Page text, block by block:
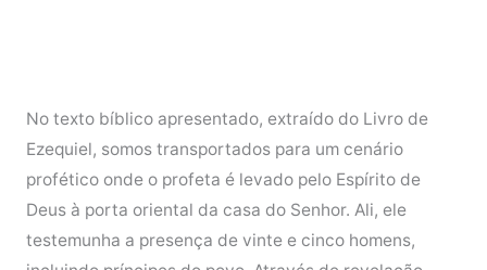
No texto bíblico apresentado, extraído do Livro de
Ezequiel, somos transportados para um cenário
profético onde o profeta é levado pelo Espírito de
Deus à porta oriental da casa do Senhor. Ali, ele
testemunha a presença de vinte e cinco homens,